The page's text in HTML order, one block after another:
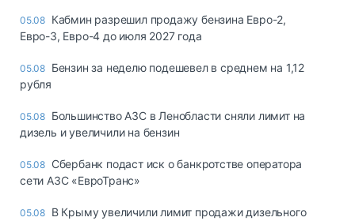
05.08 Кабмин разрешил продажу бензина Евро-2,
Евро-3, Евро-4 до июля 2027 года
05.08 Бензин за неделю подешевел в среднем на 1,12
рубля
05.08 Большинство АЗС в Ленобласти сняли лимит на
дизель и увеличили на бензин
05.08 Сбербанк подаст иск о банкротстве оператора
сети АЗС «ЕвроТранс»
05.08 В Крыму увеличили лимит продажи дизельного